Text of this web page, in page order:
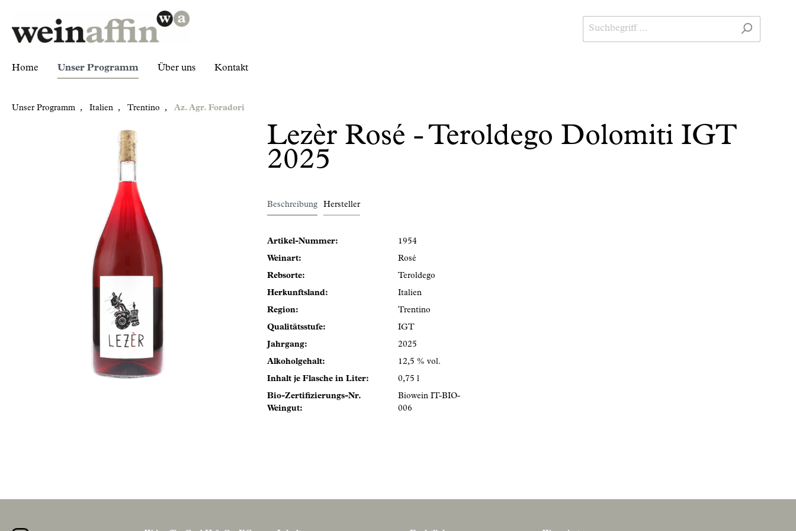
Home Unser Programm Über uns Kontakt
Zur Kategorie Unser Programm
Az. Agr. Foradori
Unser Programm , Italien , Trentino , Az. Agr. Foradori
Lezèr Rosé - Teroldego Dolomiti IGT
2025
Beschreibung Hersteller
Artikel-Nummer: 1954
Weinart: Rosé
Rebsorte: Teroldego
Herkunftsland: Italien
Region: Trentino
Qualitätsstufe: IGT
Jahrgang: 2025
Alkoholgehalt: 12,5 % vol.
Inhalt je Flasche in Liter: 0,75 l
Bio-Zertifizierungs-Nr.
Weingut:
Biowein IT-BIO-
006